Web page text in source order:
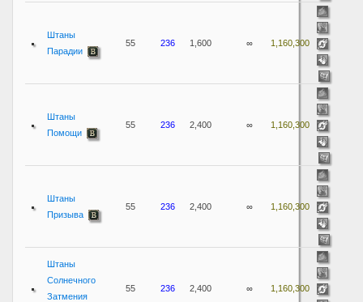
Штаны
Парадии
55 236 1,600 ∞ 1,160,300
Штаны
Помощи
55 236 2,400 ∞ 1,160,300
Штаны
Призыва
55 236 2,400 ∞ 1,160,300
Штаны
Солнечного
Затмения
55 236 2,400 ∞ 1,160,300